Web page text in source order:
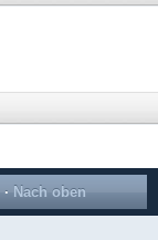
· Nach oben